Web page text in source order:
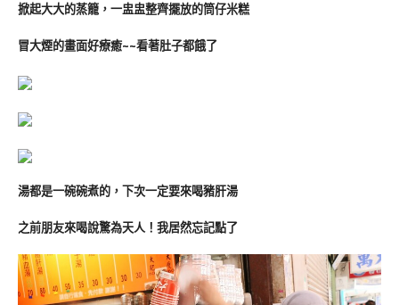
掀起大大的蒸籠，一盅盅整齊擺放的筒仔米糕
冒大煙的畫面好療癒~~看著肚子都餓了
湯都是一碗碗煮的，下次一定要來喝豬肝湯
之前朋友來喝說驚為天人！我居然忘記點了